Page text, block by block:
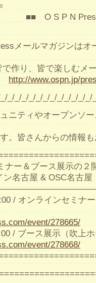
P N
ルマガジンはオー
楽しむメール
http://www.ospn.jp/
_/_/_/_/_/_/_/_/_/_/_/_/
ニティやオープンソ
。皆さんからの情報
ナー＆ブース展示の２
ン名古屋 & OSC名古屋
/ オンラインセミナ
event/278665/
/ ブース展示（吹上
event/278668/